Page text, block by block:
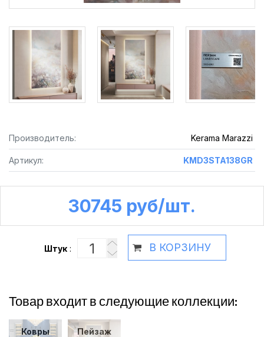
Производитель: Kerama Marazzi
Артикул: KMD3STA138GR
30745 руб /шт.
Штук: В КОРЗИНУ
Товар входит в следующие коллекции:
Ковры Пейзаж